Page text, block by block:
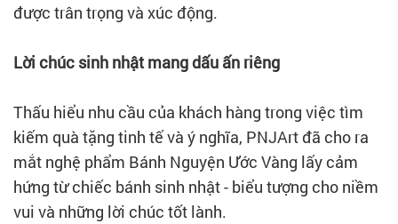
được trân trọng và xúc động.
Lời chúc sinh nhật mang dấu ấn riêng
Thấu hiểu nhu cầu của khách hàng trong việc tìm
kiếm quà tặng tinh tế và ý nghĩa, PNJArt đã cho ra
mắt nghệ phẩm Bánh Nguyện Ước Vàng lấy cảm
hứng từ chiếc bánh sinh nhật - biểu tượng cho niềm
vui và những lời chúc tốt lành.